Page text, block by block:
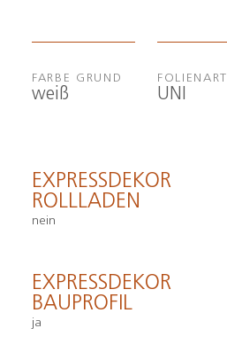
FARBE GRUND
weiß
FOLIENART
UNI
EXPRESSDEKOR
ROLLLADEN
nein
EXPRESSDEKOR
BAUPROFIL
ja